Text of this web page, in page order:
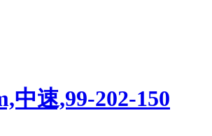
中速,99-202-150